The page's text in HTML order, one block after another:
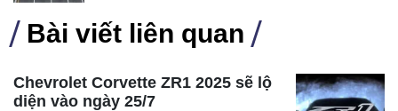
Bài viết liên quan
Chevrolet Corvette ZR1 2025 sẽ lộ
diện vào ngày 25/7